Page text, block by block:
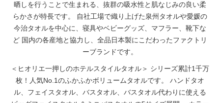
晒しを行うことで生まれる、抜群の吸水性と肌なじみの良い柔
らかさが特長です。
自社工場で織り上げた泉州タオルや愛媛の
今治タオルを中心に、寝具やベビーグッズ、マフラー、靴下な
ど 国内の各産地と協力し、全品日本製にこだわったファクトリ
ーブランドです。
＜ヒオリエ一押しのホテルスタイルタオル＞ シリーズ累計1千万
枚！人気No.1のふかふかボリュームタオルです。
ハンドタオ
ル、フェイスタオル、バスタオル、バスタオル代わりに使える